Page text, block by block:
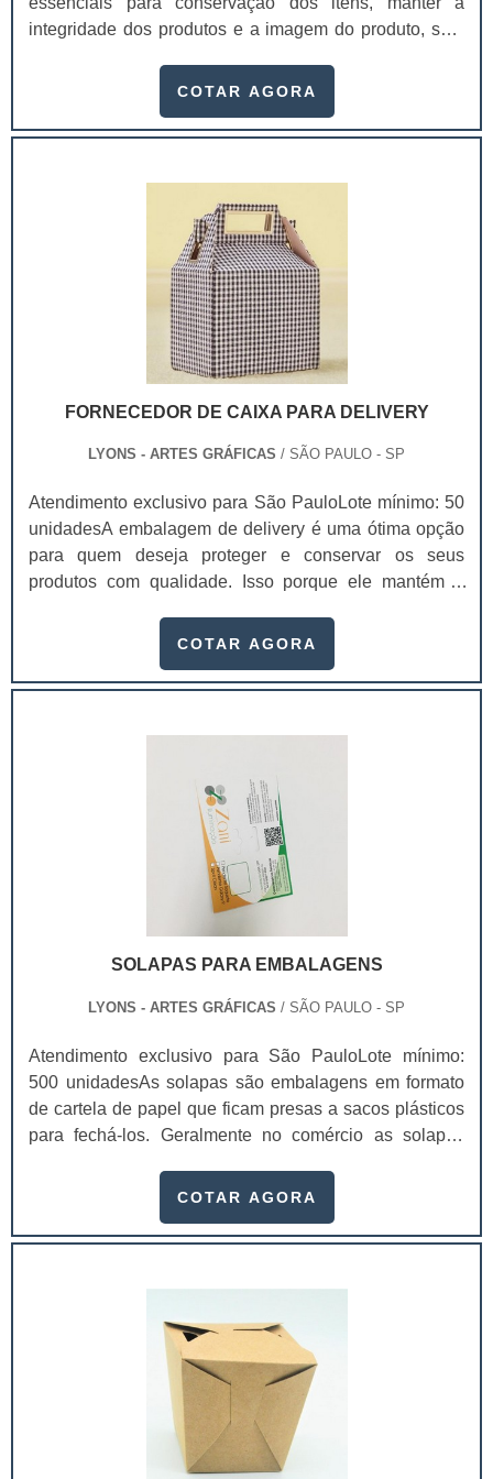
integridade dos produtos e a imagem do produto, sem
perfeita para os clientes.Essas embalagens são
ferramentaria, industrial, farmacêutico e cosmético.
também a personalização da embalagem, aju.
COTAR AGORA
FORNECEDOR DE CAIXA PARA DELIVERY
LYONS - ARTES GRÁFICAS / SÃO PAULO - SP
Atendimento exclusivo para São PauloLote mínimo: 50
unidadesA embalagem de delivery é uma ótima opção
para quem deseja proteger e conservar os seus
produtos com qualidade. Isso porque ele mantém a
temperatura ambiente, chegando na casa dos
embalagens de qualidade, procure um fornecedor de
diferentes setores da indústria, como alimentício,
COTAR AGORA
SOLAPAS PARA EMBALAGENS
LYONS - ARTES GRÁFICAS / SÃO PAULO - SP
Atendimento exclusivo para São PauloLote mínimo:
500 unidadesAs solapas são embalagens em formato
de cartela de papel que ficam presas a sacos plásticos
para fechá-los. Geralmente no comércio as solapas
aramadasExemplos de utilização da solapasSaquinhos
casa;Entre outros. As solapas ainda são impressas de
solapas possuem informações acerca do produto, seja
ele qual for, o que torna-os ainda mais fácil de serem
identificados. As solapas, conhecidas também como
cartelas, possuem diversas finalidades. Elas são as
responsáveis por formar a primeira impressão dos
clientes, logo, ao investir em solapas de qualidade, com
uma empresa de confiança, é possível aumentar,
COTAR AGORA